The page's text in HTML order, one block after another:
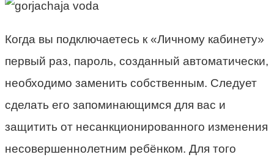
Когда вы подключаетесь к «Личному кабинету»
первый раз, пароль, созданный автоматически,
необходимо заменить собственным. Следует
сделать его запоминающимся для вас и
защитить от несанкционированного изменения
несовершеннолетним ребёнком. Для того